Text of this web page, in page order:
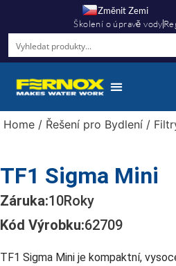
Změnit Zemi
Školení o úpravě vody
Home/ Řešení pro Bydlení/
TF1 Sigma Mini
Záruka:10Roky
Kód Výrobku:62709
TF1 Sigma Mini je kompaktní,